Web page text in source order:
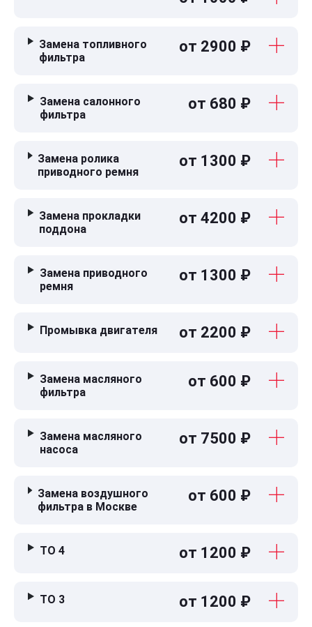
Замена топливного
фильтра
от 2900 ₽
Замена салонного
фильтра
от 680 ₽
Замена ролика
приводного ремня
от 1300 ₽
Замена прокладки
поддона
от 4200 ₽
Замена приводного
ремня
от 1300 ₽
Промывка двигателя от 2200 ₽
Замена масляного
фильтра
от 600 ₽
Замена масляного
насоса
от 7500 ₽
Замена воздушного
фильтра в Москве
от 600 ₽
ТО 4 от 1200 ₽
ТО 3 от 1200 ₽